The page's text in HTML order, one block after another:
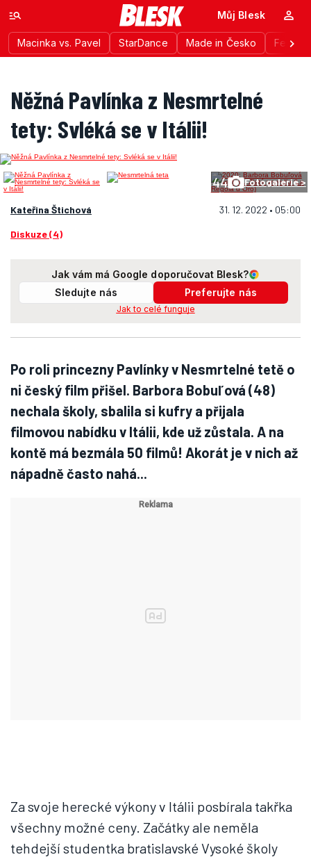
Macinka vs. Pavel StarDance Made in Česko
Můj Blesk
Něžná Pavlínka z Nesmrtelné
tety: Svléká se v Itálii!
44 Fotogalerie >
Kateřina Štichová 31. 12. 2022 • 05:00
Diskuze (4)
Jak vám má Google doporučovat Blesk?
Sledujte nás
Preferujte nás
Jak to celé funguje
Po roli princezny Pavlínky v Nesmrtelné tetě o
ni český film přišel. Barbora Bobuľová (48)
nechala školy, sbalila si kufry a přijala
filmovou nabídku v Itálii, kde už zůstala. A na
kontě má bezmála 50 filmů! Akorát je v nich až
nápadně často nahá...
Za svoje herecké výkony v Itálii posbírala takřka
všechny možné ceny. Začátky ale neměla
tehdejší studentka bratislavské Vysoké školy